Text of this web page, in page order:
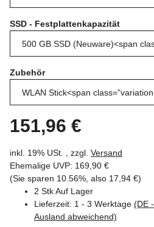
SSD - Festplattenkapazität
Zubehör
151,96 €
inkl. 19% USt. , zzgl. Versand
Ehemalige UVP: 169,90 €
(Sie sparen 10.56%, also 17,94 €)
2 Stk Auf Lager
Lieferzeit: 1 - 3 Werktage (DE -
Ausland abweichend)